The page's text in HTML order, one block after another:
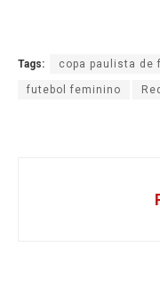
Tags: copa paulista de
futebol feminino